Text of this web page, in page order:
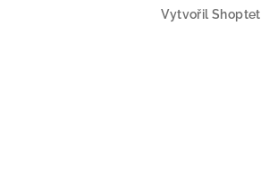
Vytvořil Shoptet